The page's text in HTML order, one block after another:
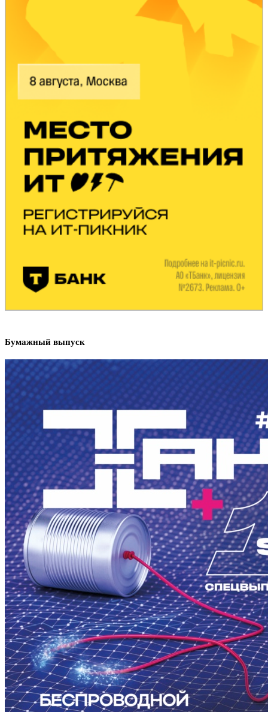
Бумажный выпуск